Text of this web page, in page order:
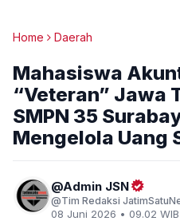
Home Daerah
Mahasiswa
“Veteran” Jawa
SMPN 35
Mengelola Uang
Admin JSN
Tim Redaksi
08 Juni 2026 • 09.02 WIB